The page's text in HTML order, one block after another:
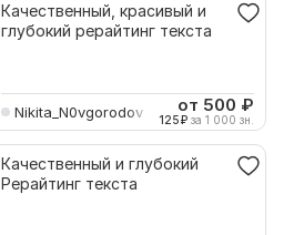
Качественный, красивый и
глубокий рерайтинг текста
Nikita_N0vgorodov от 500 ₽
125₽ за 1 000 зн.
Качественный и глубокий
Рерайтинг текста